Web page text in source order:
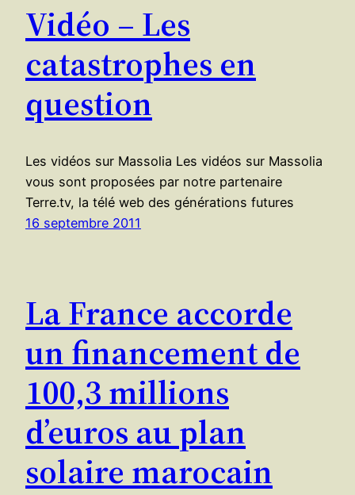
Vidéo – Les
catastrophes en
question
Les vidéos sur Massolia Les vidéos sur Massolia
vous sont proposées par notre partenaire
Terre.tv, la télé web des générations futures
16 septembre 2011
La France accorde
un financement de
100,3 millions
d’euros au plan
solaire marocain